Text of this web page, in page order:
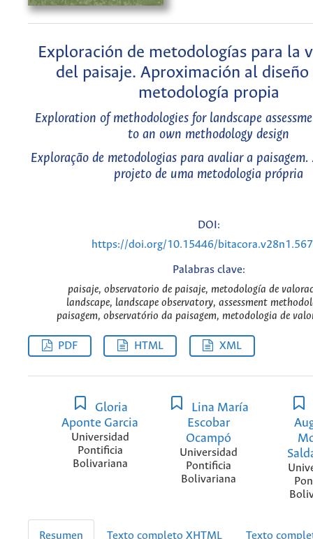
Exploración de metodologías para la
del paisaje. Aproximación al diseño
metodología propia
Exploration of methodologies for landscape
to an own methodology design
Exploração de metodologias para avaliar a paisagem.
projeto de uma metodologia própria
DOI:
https://doi.org/10.15446/
Palabras clave:
paisaje, observatorio de paisaje, metodología de
landscape, landscape observatory, assessment
paisagem, observatório da paisagem, metodologia de
PDF HTML XML
Gloria
Aponte Garcia
Universidad
Pontificia
Bolivariana
Lina María
Escobar
Ocampó
Universidad
Pontificia
Bolivariana
Resumen Texto completo XHTML Texto